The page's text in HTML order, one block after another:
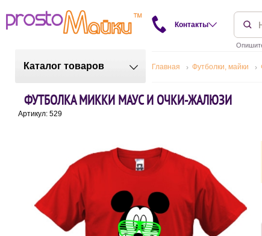
Контакты
Каталог товаров Главная Футболки, майки
ФУТБОЛКА МИККИ МАУС И ОЧКИ-ЖАЛЮЗИ
Артикул: 529